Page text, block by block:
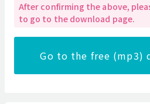
After confirming the above,
to go to the download page.
Go to the free (mp3)